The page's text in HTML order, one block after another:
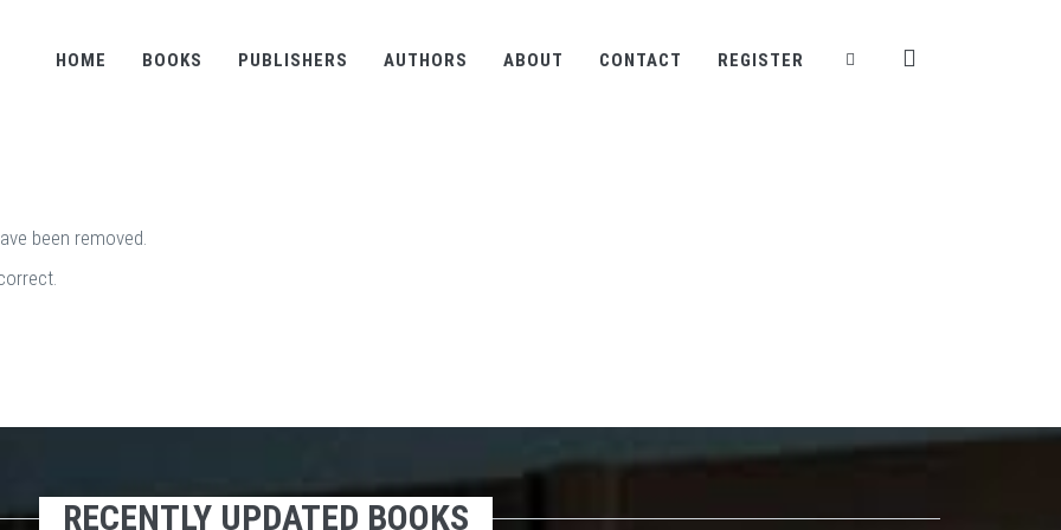
HOME BOOKS PUBLISHERS AUTHORS ABOUT CONTACT REGISTER
been removed.
RECENTLY UPDATED BOOKS